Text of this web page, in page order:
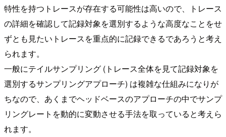
特性を持つトレースが存在する可能性は高いので、トレース
の詳細を確認して記録対象を選別するような高度なことをせ
ずとも見たいトレースを重点的に記録できるであろうと考え
られます。
一般にテイルサンプリング (トレース全体を見て記録対象を
選別するサンプリングアプローチ) は複雑な仕組みになりが
ちなので、あくまでヘッドベースのアプローチの中でサンプ
リングレートを動的に変動させる手法を取っていると考えら
れます。